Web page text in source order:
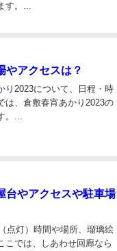
す。...
やアクセスは？
り2023について、日程・時
は、倉敷春宵あかり2023の
。...
台やアクセスや駐車場
点灯）時間や場所、瑠璃絵
こでは、しあわせ回廊なら